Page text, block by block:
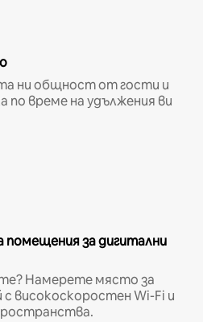
ни общност от гости и
време на удължения ви
за дигитални
Намерете място за
високоскоростен Wi-Fi и